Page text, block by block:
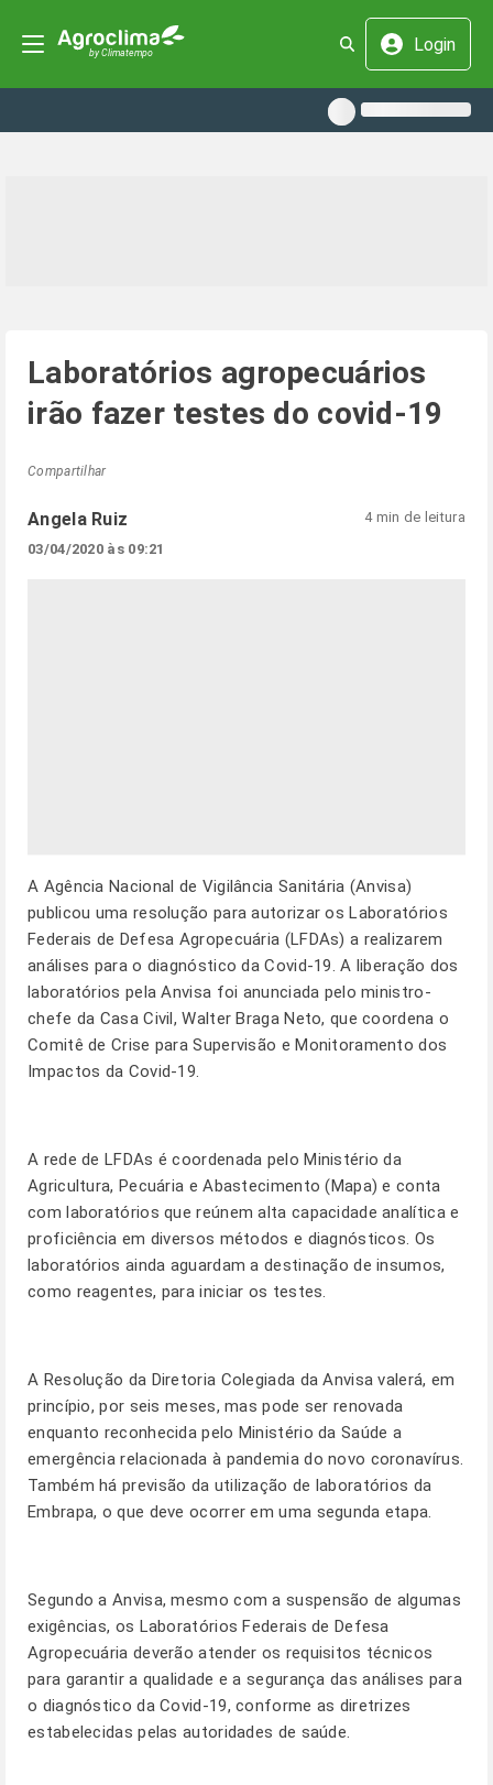
Login
Laboratórios agropecuários
irão fazer testes do covid-19
Compartilhar
Angela Ruiz
03/04/2020 às 09:21
4 min de leitura
A Agência Nacional de Vigilância Sanitária (Anvisa)
publicou uma resolução para autorizar os Laboratórios
Federais de Defesa Agropecuária (LFDAs) a realizarem
análises para o diagnóstico da Covid-19. A liberação dos
laboratórios pela Anvisa foi anunciada pelo ministro-
chefe da Casa Civil, Walter Braga Neto, que coordena o
Comitê de Crise para Supervisão e Monitoramento dos
Impactos da Covid-19.
A rede de LFDAs é coordenada pelo Ministério da
Agricultura, Pecuária e Abastecimento (Mapa) e conta
com laboratórios que reúnem alta capacidade analítica e
proficiência em diversos métodos e diagnósticos. Os
laboratórios ainda aguardam a destinação de insumos,
como reagentes, para iniciar os testes.
A Resolução da Diretoria Colegiada da Anvisa valerá, em
princípio, por seis meses, mas pode ser renovada
enquanto reconhecida pelo Ministério da Saúde a
emergência relacionada à pandemia do novo coronavírus.
Também há previsão da utilização de laboratórios da
Embrapa, o que deve ocorrer em uma segunda etapa.
Segundo a Anvisa, mesmo com a suspensão de algumas
exigências, os Laboratórios Federais de Defesa
Agropecuária deverão atender os requisitos técnicos
para garantir a qualidade e a segurança das análises para
o diagnóstico da Covid-19, conforme as diretrizes
estabelecidas pelas autoridades de saúde.